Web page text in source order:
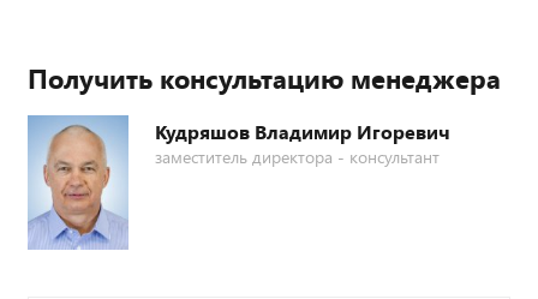
Получить консультацию менеджера
Кудряшов Владимир Игоревич
заместитель директора - консультант